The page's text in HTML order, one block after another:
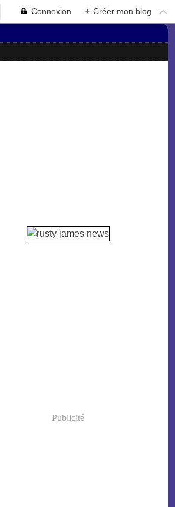
Connexion + Créer mon blog
Publicité